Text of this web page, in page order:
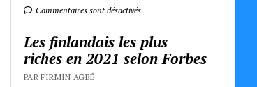
Commentaires sont désactivés
Les finlandais les plus
riches en 2021 selon Forbes
PAR FIRMIN AGBÉ